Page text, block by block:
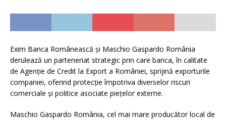
Exim Banca Românească și Maschio Gaspardo România
derulează un parteneriat strategic prin care banca, în calitate
de Agenție de Credit la Export a României, sprijină exporturile
companiei, oferind protecție împotriva diverselor riscuri
comerciale și politice asociate piețelor externe.
Maschio Gaspardo România, cel mai mare producător local de